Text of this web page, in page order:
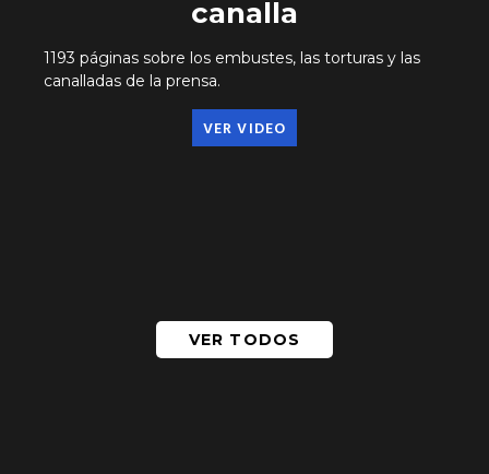
canalla
1193 páginas sobre los embustes, las torturas y las
canalladas de la prensa.
VER VIDEO
VER TODOS